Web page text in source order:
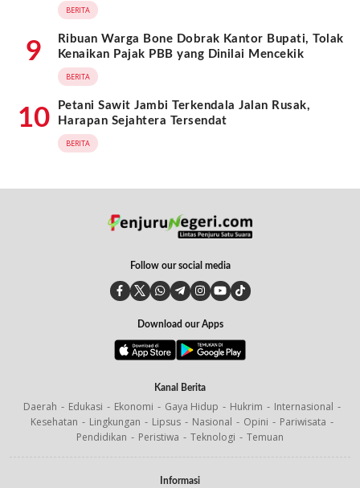
BERITA
9
Ribuan Warga Bone Dobrak Kantor Bupati, Tolak
Kenaikan Pajak PBB yang Dinilai Mencekik
BERITA
10
Petani Sawit Jambi Terkendala Jalan Rusak,
Harapan Sejahtera Tersendat
BERITA
Follow our social media
Download our Apps
Kanal Berita
Daerah Edukasi Ekonomi Gaya Hidup Hukrim
Internasional
Kesehatan
Lingkungan Lipsus Nasional Opini
Pariwisata
Pendidikan
Peristiwa Teknologi Temuan
Informasi